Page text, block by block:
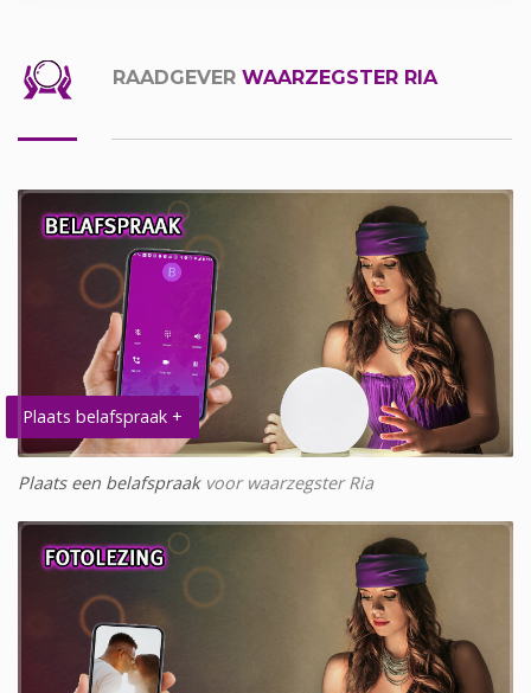
RAADGEVER WAARZEGSTER RIA
Plaats belafspraak +
Plaats een belafspraakvoor waarzegster Ria